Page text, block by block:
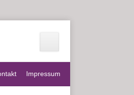
Impressum